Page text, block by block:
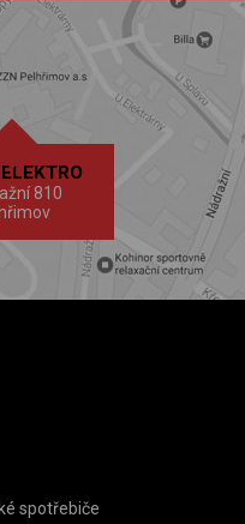
810
spotřebiče